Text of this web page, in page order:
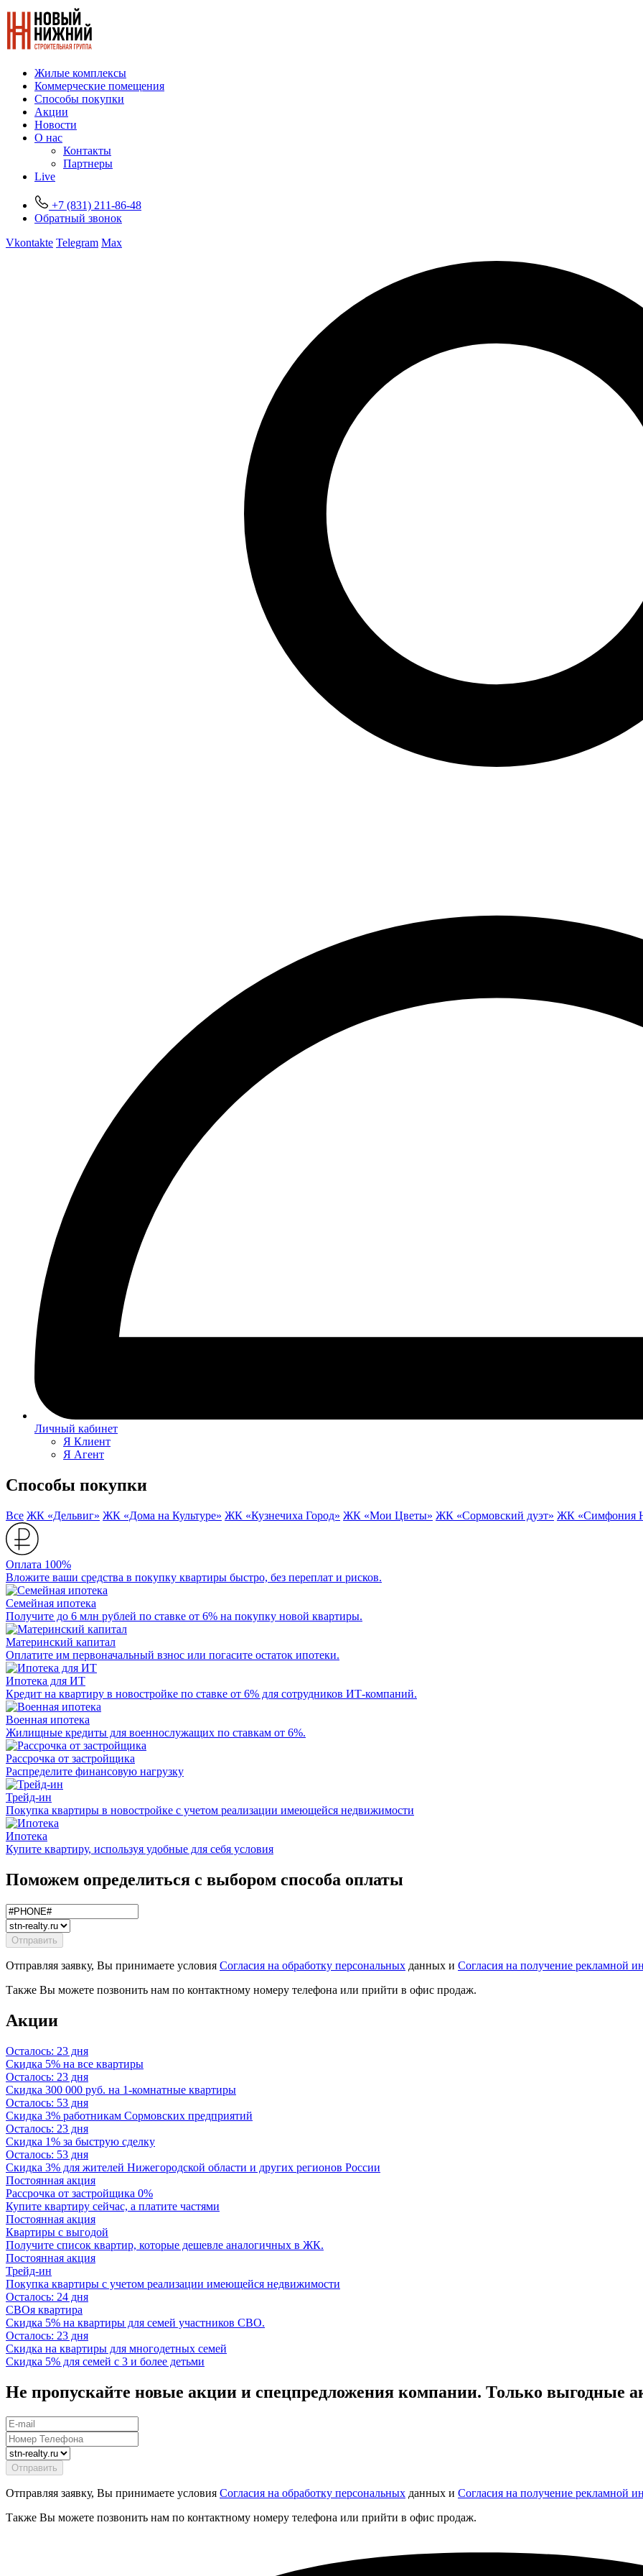
Жилые комплексы
Коммерческие помещения
Способы покупки
Акции
Новости
О нас
Контакты
Партнеры
Live
+7 (831) 211-86-48
Обратный звонок
Vkontakte Telegram Max
Личный кабинет
Я Клиент
Я Агент
Способы покупки
Все ЖК «Дельвиг» ЖК «Дома на Культуре» ЖК «Кузнечиха Город» ЖК «Мои Цветы» ЖК «Сормовский дуэт» ЖК «Симфония
Оплата 100%
Вложите ваши средства в покупку квартиры быстро, без переплат и рисков.
Семейная ипотека
Получите до 6 млн рублей по ставке от 6% на покупку новой квартиры.
Материнский капитал
Оплатите им первоначальный взнос или погасите остаток ипотеки.
Ипотека для ИТ
Кредит на квартиру в новостройке по ставке от 6% для сотрудников ИТ-компаний.
Военная ипотека
Жилищные кредиты для военнослужащих по ставкам от 6%.
Рассрочка от застройщика
Распределите финансовую нагрузку
Трейд-ин
Покупка квартиры в новостройке с учетом реализации имеющейся недвижимости
Ипотека
Купите квартиру, используя удобные для себя условия
Поможем определиться с выбором способа оплаты
Отправляя заявку, Вы принимаете условия Согласия на обработку персональных данных и Согласия на получение рекламной
Также Вы можете позвонить нам по контактному номеру телефона или прийти в офис продаж.
Акции
Осталось: 23 дня
Скидка 5% на все квартиры
Осталось: 23 дня
Скидка 300 000 руб. на 1-комнатные квартиры
Осталось: 53 дня
Скидка 3% работникам Сормовских предприятий
Осталось: 23 дня
Скидка 1% за быструю сделку
Осталось: 53 дня
Скидка 3% для жителей Нижегородской области и других регионов России
Постоянная акция
Рассрочка от застройщика 0%
Купите квартиру сейчас, а платите частями
Постоянная акция
Квартиры с выгодой
Получите список квартир, которые дешевле аналогичных в ЖК.
Постоянная акция
Трейд-ин
Покупка квартиры с учетом реализации имеющейся недвижимости
Осталось: 24 дня
СВОя квартира
Скидка 5% на квартиры для семей участников СВО.
Осталось: 23 дня
Скидка на квартиры для многодетных семей
Скидка 5% для семей с 3 и более детьми
Не пропускайте новые акции и спецпредложения компании. Только выгодные
Отправляя заявку, Вы принимаете условия Согласия на обработку персональных данных и Согласия на получение рекламной
Также Вы можете позвонить нам по контактному номеру телефона или прийти в офис продаж.